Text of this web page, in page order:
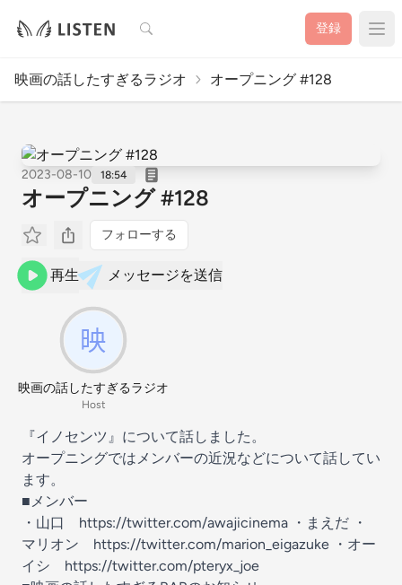
検索 登録
映画の話したすぎるラジオ オープニング #128
2023-08-10 18:54
オープニング #128
フォローする
再生 メッセージを送信
映画の話したすぎるラジオ
Host
『イノセンツ』について話しました。
オープニングではメンバーの近況などについて話してい
ます。
■メンバー
・山口 https://twitter.com/awajicinema ・まえだ ・
マリオン https://twitter.com/marion_eigazuke ・オー
イシ https://twitter.com/pteryx_joe